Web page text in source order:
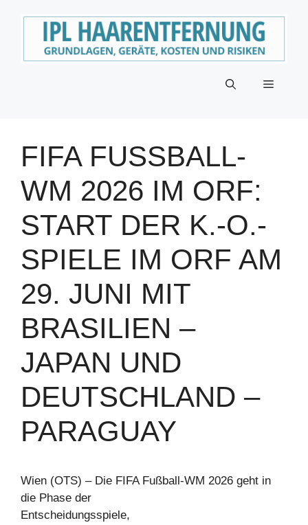
Menü
FIFA FUSSBALL-W
M 2026 IM ORF: S
TART DER K.-O.-S
PIELE IM ORF AM 2
9. JUNI MIT B
RASILIEN – J
APAN UND D
EUTSCHLAND – P
ARAGUAY
Wien (OTS) – Die FIFA Fußball-WM 2026 geht in
die Phase der
Entscheidungsspiele,